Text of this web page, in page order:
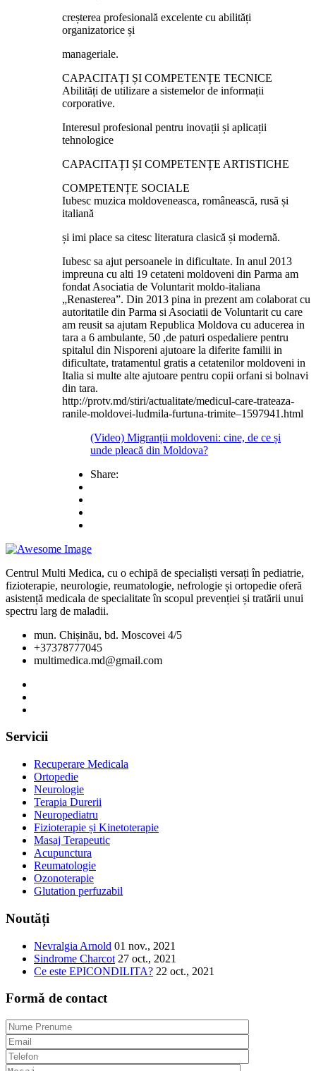
creșterea profesională excelente cu abilități
organizatorice și
manageriale.
CAPACITAȚI ȘI COMPETENȚE TECNICE
Abilități de utilizare a sistemelor de informații
corporative.
Interesul profesional pentru inovații și aplicații
tehnologice
CAPACITAȚI ȘI COMPETENȚE ARTISTICHE
COMPETENȚE SOCIALE
Iubesc muzica moldoveneasca, românească, rusă și
italiană
și imi place sa citesc literatura clasică și modernă.
Iubesc sa ajut persoanele in dificultate. In anul 2013
impreuna cu alti 19 cetateni moldoveni din Parma am
fondat Asociatia de Voluntarit moldo-italiana
„Renasterea”. Din 2013 pina in prezent am colaborat cu
autoritatile din Parma si Asociatii de Voluntarit cu care
am reusit sa ajutam Republica Moldova cu aducerea in
tara a 6 ambulante, 50 ,de paturi ospedaliere pentru
spitalul din Nisporeni ajutoare la diferite familii in
dificultate, tratamentul gratis a cetatenilor moldoveni in
Italia si multe alte ajutoare pentru copii orfani si bolnavi
din tara.
http://protv.md/stiri/actualitate/medicul-care-trateaza-
ranile-moldovei-ludmila-furtuna-trimite–1597941.html
(Video) Migranții moldoveni: cine, de ce și
unde pleacă din Moldova?
Share:
Centrul Multi Medica, cu o echipă de specialiști versați în pediatrie,
fizioterapie, neurologie, reumatologie, nefrologie și ortopedie oferă
asistență medicala de specialitate în scopul prevenției și tratării unui
spectru larg de maladii.
mun. Chișinău, bd. Moscovei 4/5
+37378777045
multimedica.md@gmail.com
Servicii
Recuperare Medicala
Ortopedie
Neurologie
Terapia Durerii
Neuropediatru
Fizioterapie și Kinetoterapie
Masaj Terapeutic
Acupunctura
Reumatologie
Ozonoterapie
Glutation perfuzabil
Noutăți
Nevralgia Arnold 01 nov., 2021
Sindrome Charcot 27 oct., 2021
Ce este EPICONDILITA? 22 oct., 2021
Formă de contact